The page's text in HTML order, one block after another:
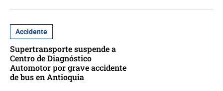
Accidente
Supertransporte suspende a
Centro de Diagnóstico
Automotor por grave accidente
de bus en Antioquia